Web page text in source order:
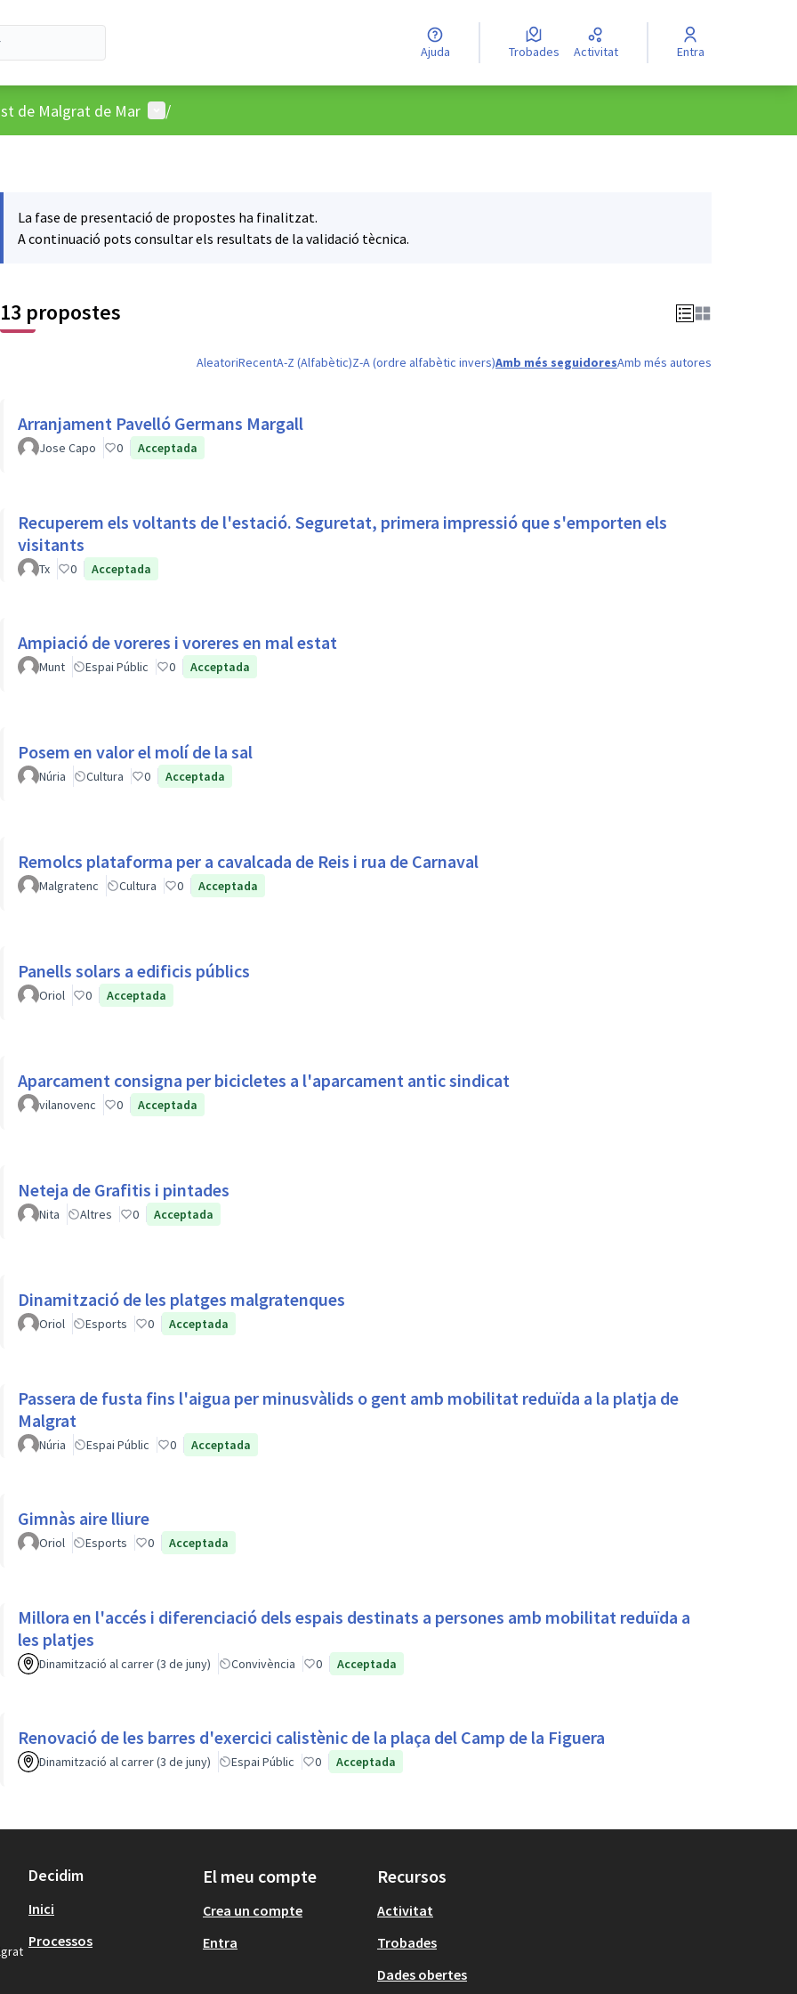
Ajuda Trobades Activitat Entra
de Malgrat de Mar Menú d'usuari
/
La fase de presentació de propostes ha finalitzat.
A continuació pots consultar els resultats de la validació tècnica.
13 propostes
AleatoriRecentA-Z (Alfabètic)Z-A (ordre alfabètic invers)Amb més seguidoresAmb més autores
Arranjament Pavelló Germans Margall
Jose Capo 0 Acceptada
Recuperem els voltants de l'estació. Seguretat, primera impressió que s'emporten els
visitants
Tx 0 Acceptada
Ampiació de voreres i voreres en mal estat
Munt Espai Públic 0 Acceptada
Posem en valor el molí de la sal
Núria Cultura 0 Acceptada
Remolcs plataforma per a cavalcada de Reis i rua de Carnaval
Malgratenc Cultura 0 Acceptada
Panells solars a edificis públics
Oriol 0 Acceptada
Aparcament consigna per bicicletes a l'aparcament antic sindicat
vilanovenc 0 Acceptada
Neteja de Grafitis i pintades
Nita Altres 0 Acceptada
Dinamització de les platges malgratenques
Oriol Esports 0 Acceptada
Passera de fusta fins l'aigua per minusvàlids o gent amb mobilitat reduïda a la platja de
Malgrat
Núria Espai Públic 0 Acceptada
Gimnàs aire lliure
Oriol Esports 0 Acceptada
Millora en l'accés i diferenciació dels espais destinats a persones amb mobilitat reduïda a
les platjes
Dinamització al carrer (3 de juny) Convivència 0 Acceptada
Renovació de les barres d'exercici calistènic de la plaça del Camp de la Figuera
Dinamització al carrer (3 de juny) Espai Públic 0 Acceptada
Decidim
Inici
Processos
El meu compte
Crea un compte
Entra
Recursos
Activitat
Trobades
Dades obertes